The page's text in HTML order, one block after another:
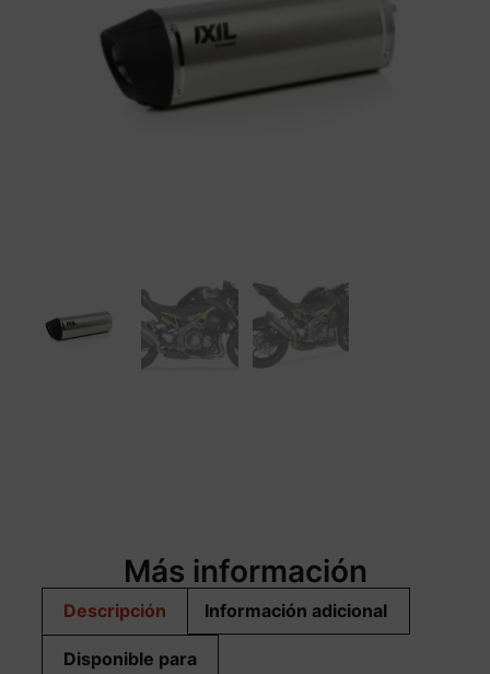
Más información
Descripción Información adicional
Disponible para